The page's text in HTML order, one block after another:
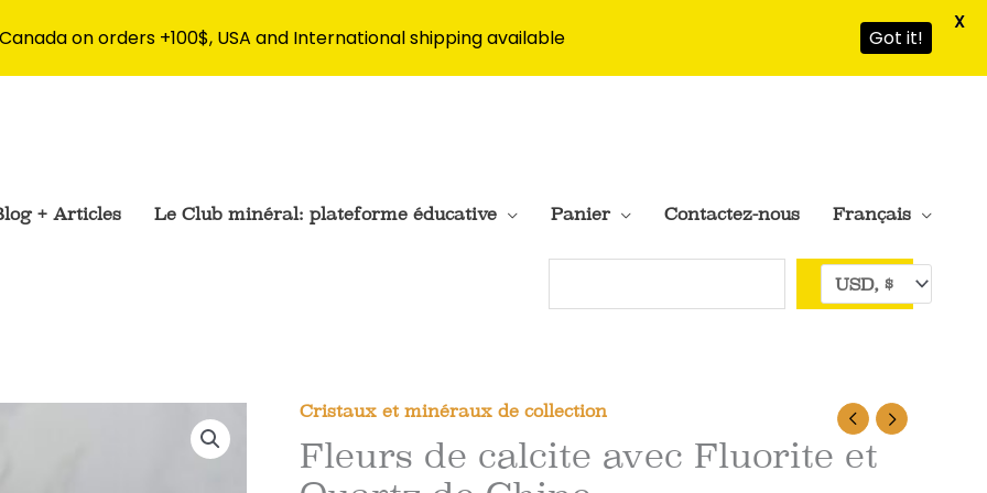
+ Articles Le Club minéral: plateforme éducative Panier Contactez-nous Français
Cristaux et minéraux de collection
Fleurs de calcite avec Fluorite et
on orders +100$, USA and International shipping available Got it!
X